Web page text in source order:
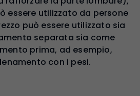
essere utilizzato da persone
può essere utilizzato sia
separata sia come
prima, ad esempio,
con i pesi.